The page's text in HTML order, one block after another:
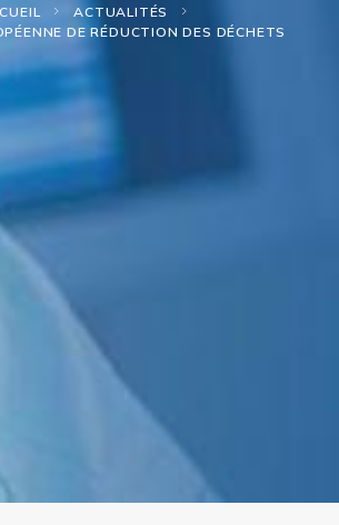
ACTUALITÉS
DE RÉDUCTION DES DÉCHETS